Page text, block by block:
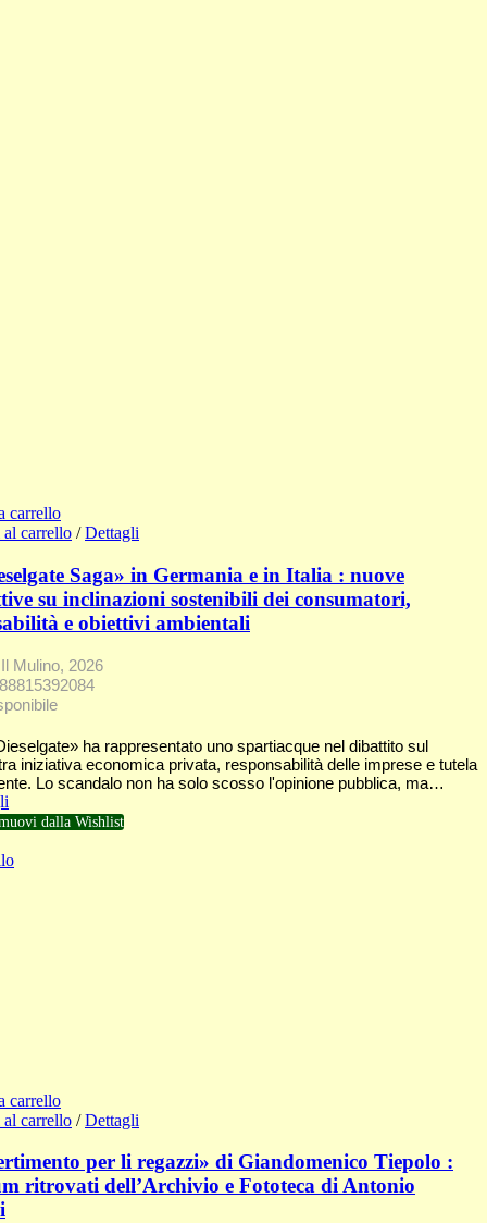
carrello
carrello / Dettagli
Saga» in Germania e in Italia : nuove
su inclinazioni sostenibili dei consumatori,
e obiettivi ambientali
Mulino, 2026
ha rappresentato uno spartiacque nel dibattito sul
iniziativa economica privata, responsabilità delle imprese e tutela
Lo scandalo non ha solo scosso l'opinione pubblica, ma…
dalla Wishlist
carrello
carrello / Dettagli
per li regazzi» di Giandomenico Tiepolo :
ritrovati dell’Archivio e Fototeca di Antonio